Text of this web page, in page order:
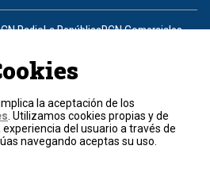
RadioLa RepúblicaRCN Comerciales
RCN Televisión
+57 (601) 426 92 92
la aceptación de los
. Utilizamos cookies propias y de
del usuario a través de
navegando aceptas su uso.